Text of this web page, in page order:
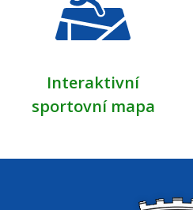
Interaktivní
sportovní mapa